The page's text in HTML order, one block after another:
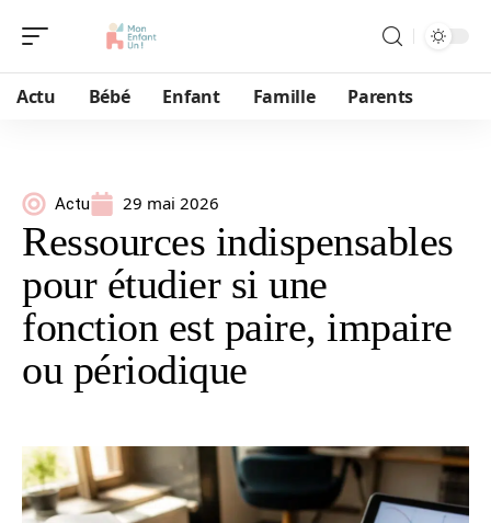
Actu Bébé Enfant Famille Parents
Actu 29 mai 2026
Ressources indispensables
pour étudier si une
fonction est paire, impaire
ou périodique